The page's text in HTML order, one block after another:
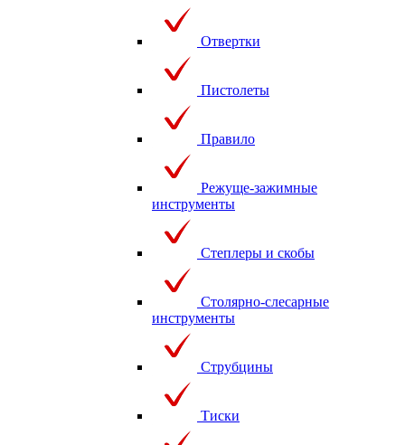
Отвертки
Пистолеты
Правило
Режуще-зажимные
инструменты
Степлеры и скобы
Столярно-слесарные
инструменты
Струбцины
Тиски